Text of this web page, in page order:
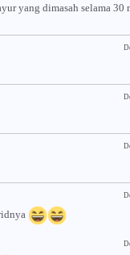
yang dimasah selama 30